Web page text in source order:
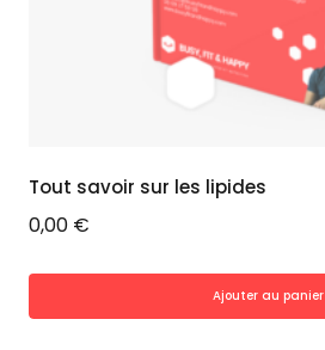
Tout savoir sur les lipides
0,00 €
Ajouter au panier